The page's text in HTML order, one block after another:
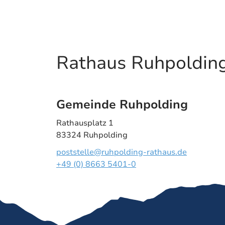
Rathaus
Gemeinde Ruhpolding
Rathausplatz 1
83324 Ruhpolding
poststelle@ruhpolding-rathaus.de
+49 (0) 8663 5401-0